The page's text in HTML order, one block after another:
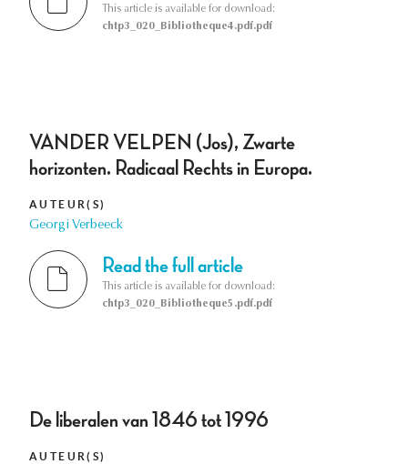
This article is available for download:
chtp3_020_Bibliotheque4.pdf.pdf
VANDER VELPEN (Jos), Zwarte
horizonten. Radicaal Rechts in Europa.
AUTEUR(S)
Georgi Verbeeck
Read the full article
This article is available for download:
chtp3_020_Bibliotheque5.pdf.pdf
De liberalen van 1846 tot 1996
AUTEUR(S)